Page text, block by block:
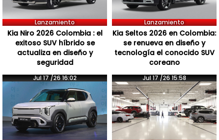
Lanzamiento
Kia Niro 2026 Colombia : el
exitoso SUV híbrido se
actualiza en diseño y
seguridad
Lanzamiento
Kia Seltos 2026 en Colombia:
se renueva en diseño y
tecnología el conocido SUV
coreano
Jul 17 /26 16:02 Jul 17 /26 15:58